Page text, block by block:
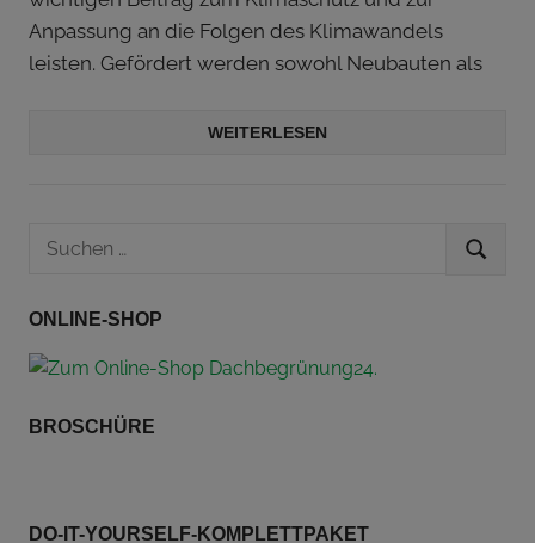
Anpassung an die Folgen des Klimawandels
leisten. Gefördert werden sowohl Neubauten als
WEITERLESEN
Suchen
SUCHEN
ONLINE-SHOP
BROSCHÜRE
DO-IT-YOURSELF-KOMPLETTPAKET